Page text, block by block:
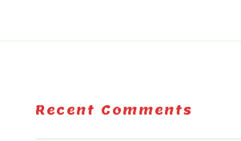
Recent Comments